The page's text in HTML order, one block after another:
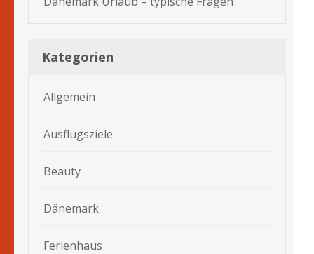
Kategorien
Allgemein
Ausflugsziele
Beauty
Dänemark
Ferienhaus